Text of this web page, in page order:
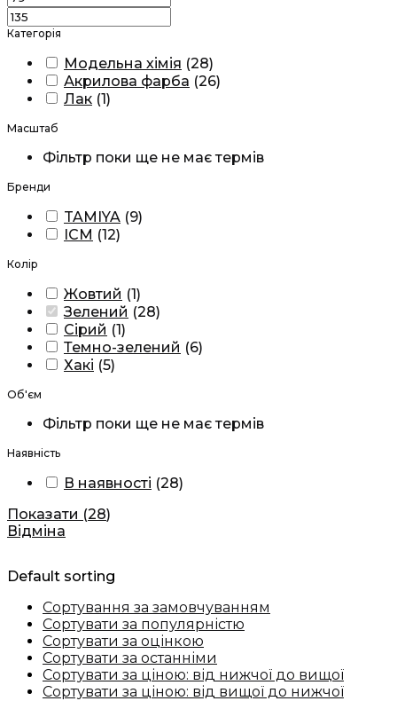
Категорія
Модельна хімія (28)
Акрилова фарба (26)
Лак (1)
Масштаб
Фільтр поки ще не має термів
Бренди
TAMIYA (9)
ICM (12)
Колір
Жовтий (1)
Зелений (28)
Сірий (1)
Темно-зелений (6)
Хакі (5)
Об'єм
Фільтр поки ще не має термів
Наявність
В наявності (28)
Показати (28)
Відміна
Default sorting
Сортування за замовчуванням
Сортувати за популярністю
Сортувати за оцінкою
Сортувати за останніми
Сортувати за ціною: від нижчої до вищої
Сортувати за ціною: від вищої до нижчої